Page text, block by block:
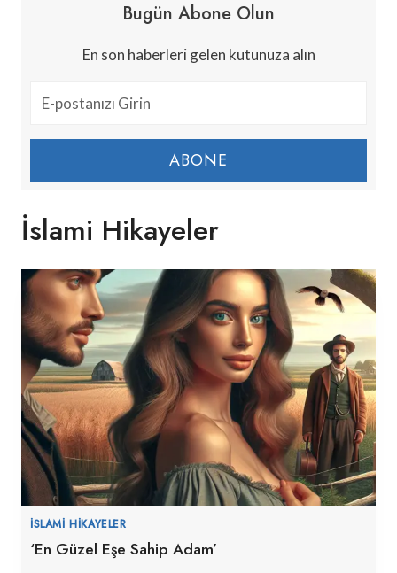
Bugün Abone Olun
En son haberleri gelen kutunuza alın
ABONE
İslami Hikayeler
İSLAMI HIKAYELER
‘En Güzel Eşe Sahip Adam’